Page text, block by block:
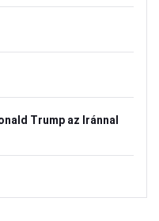
Trump az Iránnal